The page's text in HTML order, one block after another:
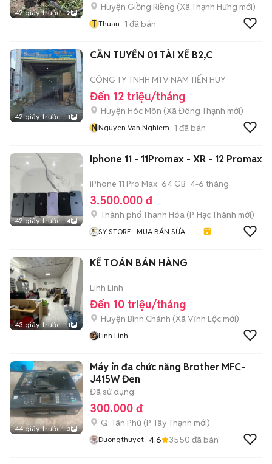
42 giây trước 2
Huyện Giồng Riềng (Xã Thạnh Hưng mới)
T Thuan 1 đã bán
42 giây trước 1
CẦN TUYỂN 01 TÀI XẾ B2,C
CÔNG TY TNHH MTV NAM TIẾN HUY
Đến 12 triệu/tháng
Huyện Hóc Môn (Xã Đông Thạnh mới)
NNguyen Van Nghiem 1 đã bán
42 giây trước 4
Iphone 11 - 11Promax - XR - 12 Promax
iPhone 11 Pro Max 64 GB 4-6 tháng
3.500.000 đ
Thành phố Thanh Hóa (P. Hạc Thành mới)
SY STORE - MUA BÁN SỬA
43 giây trước 1
KẾ TOÁN BÁN HÀNG
Linh Linh
Đến 10 triệu/tháng
Huyện Bình Chánh (Xã Vĩnh Lộc mới)
Linh Linh
44 giây trước 3
Máy in đa chức năng Brother MFC-
J415W Đen
Đã sử dụng
300.000 đ
Q. Tân Phú (P. Tây Thạnh mới)
Duongthuyet 4.6 3550 đã bán